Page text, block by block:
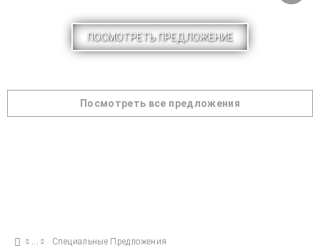
ПОСМОТРЕТЬ ПРЕДЛОЖЕНИЕ
Посмотреть все предложения
Специальные Предложения